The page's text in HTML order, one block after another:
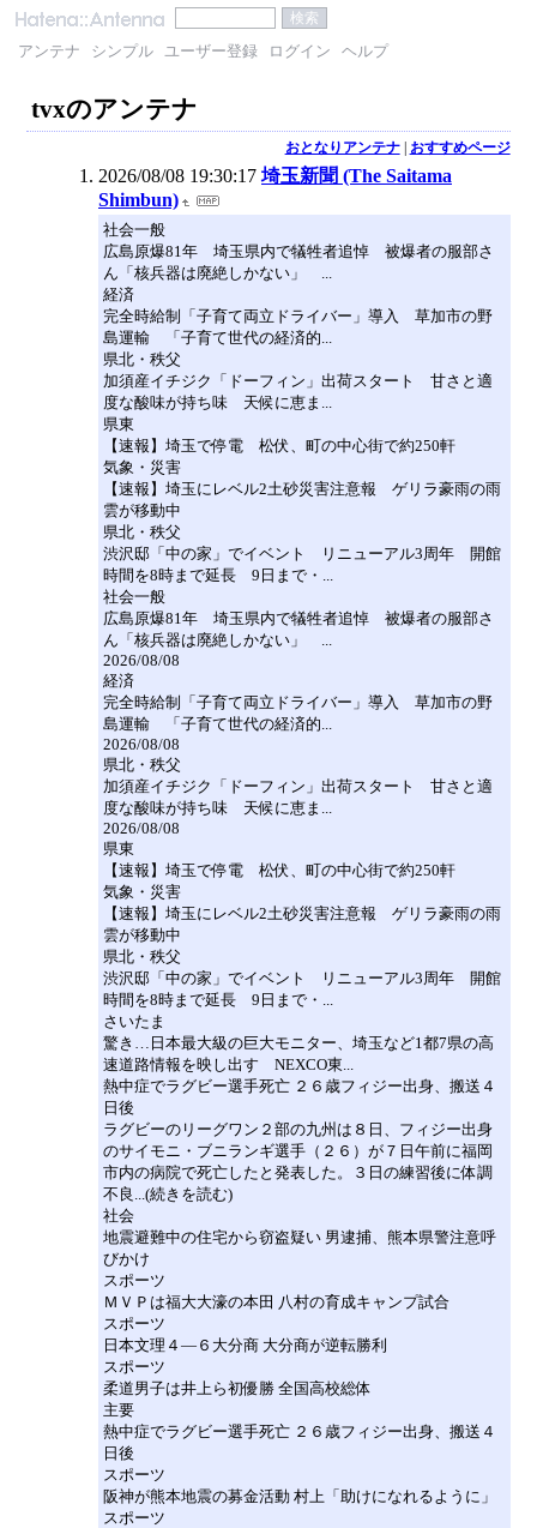
アンテナ シンプル ユーザー登録 ログイン ヘルプ
tvxのアンテナ
おとなりアンテナ| おすすめページ
2026/08/08 19:30:17 埼玉新聞 (The Saitama
Shimbun)
社会一般
広島原爆81年 埼玉県内で犠牲者追悼 被爆者の服部さ
ん「核兵器は廃絶しかない」 ...
経済
完全時給制「子育て両立ドライバー」導入 草加市の野
島運輸 「子育て世代の経済的...
県北・秩父
加須産イチジク「ドーフィン」出荷スタート 甘さと適
度な酸味が持ち味 天候に恵ま...
県東
【速報】埼玉で停電 松伏、町の中心街で約250軒
気象・災害
【速報】埼玉にレベル2土砂災害注意報 ゲリラ豪雨の雨
雲が移動中
県北・秩父
渋沢邸「中の家」でイベント リニューアル3周年 開館
時間を8時まで延長 9日まで・...
社会一般
広島原爆81年 埼玉県内で犠牲者追悼 被爆者の服部さ
ん「核兵器は廃絶しかない」 ...
2026/08/08
経済
完全時給制「子育て両立ドライバー」導入 草加市の野
島運輸 「子育て世代の経済的...
2026/08/08
県北・秩父
加須産イチジク「ドーフィン」出荷スタート 甘さと適
度な酸味が持ち味 天候に恵ま...
2026/08/08
県東
【速報】埼玉で停電 松伏、町の中心街で約250軒
気象・災害
【速報】埼玉にレベル2土砂災害注意報 ゲリラ豪雨の雨
雲が移動中
県北・秩父
渋沢邸「中の家」でイベント リニューアル3周年 開館
時間を8時まで延長 9日まで・...
さいたま
驚き…日本最大級の巨大モニター、埼玉など1都7県の高
速道路情報を映し出す NEXCO東...
熱中症でラグビー選手死亡 ２６歳フィジー出身、搬送４
日後
ラグビーのリーグワン２部の九州は８日、フィジー出身
のサイモニ・ブニランギ選手（２６）が７日午前に福岡
市内の病院で死亡したと発表した。３日の練習後に体調
不良...(続きを読む)
社会
地震避難中の住宅から窃盗疑い 男逮捕、熊本県警注意呼
びかけ
スポーツ
ＭＶＰは福大大濠の本田 八村の育成キャンプ試合
スポーツ
日本文理４―６大分商 大分商が逆転勝利
スポーツ
柔道男子は井上ら初優勝 全国高校総体
主要
熱中症でラグビー選手死亡 ２６歳フィジー出身、搬送４
日後
スポーツ
阪神が熊本地震の募金活動 村上「助けになれるように」
スポーツ